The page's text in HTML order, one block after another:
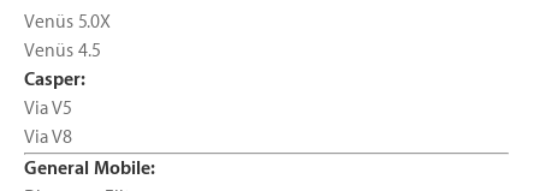
Venüs 5.0X
Venüs 4.5
Casper:
Via V5
Via V8
General Mobile: